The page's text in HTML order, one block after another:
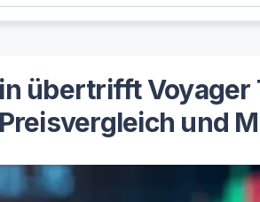
übertrifft Voyager
Preisvergleich und